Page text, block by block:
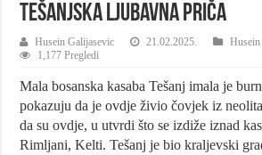
Tešanjska ljubavna priča
Husein Galijasevic 21.02.2025.
1,177 Pregledi
Mala bosanska kasaba Tešanj imala je
pokazuju da je ovdje živio čovjek iz
da su ovdje, u utvrdi što se izdiže iznad
Rimljani, Kelti. Tešanj je bio kraljevski